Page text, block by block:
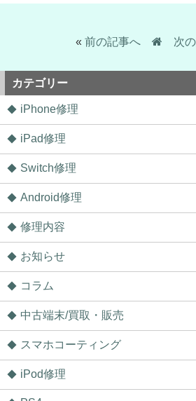
« 前の記事へ 次
カテゴリー
iPhone修理
iPad修理
Switch修理
Android修理
修理内容
お知らせ
コラム
中古端末/買取・販売
スマホコーティング
iPod修理